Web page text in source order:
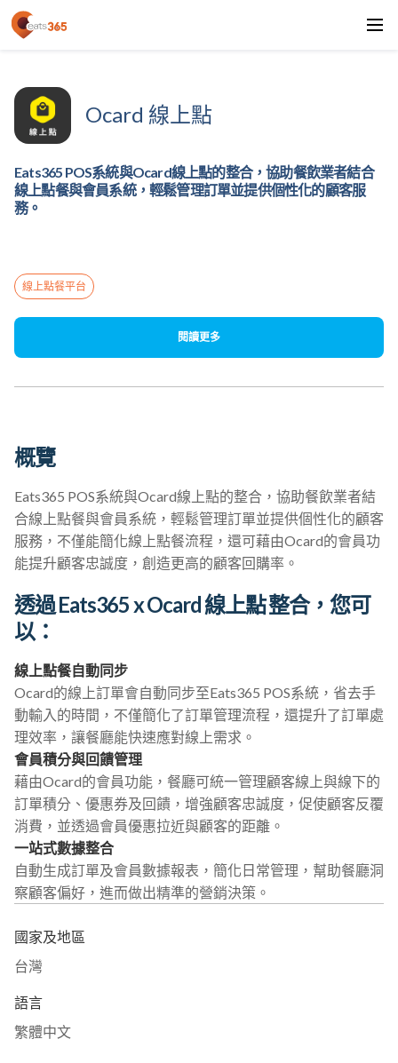
Ocard 線上點
Eats365 POS系統與Ocard線上點的整合，協助餐飲業者結合
線上點餐與會員系統，輕鬆管理訂單並提供個性化的顧客服
務。
線上點餐平台
閱讀更多
國家及地區
台灣
語言
繁體中文
概覽
Eats365 POS系統與Ocard線上點的整合，協助餐飲業者結
合線上點餐與會員系統，輕鬆管理訂單並提供個性化的顧客
服務，不僅能簡化線上點餐流程，還可藉由Ocard的會員功
能提升顧客忠誠度，創造更高的顧客回購率。
透過 Eats365 x Ocard 線上點 整合，您可
以：
線上點餐自動同步
Ocard的線上訂單會自動同步至Eats365 POS系統，省去手
動輸入的時間，不僅簡化了訂單管理流程，還提升了訂單處
理效率，讓餐廳能快速應對線上需求。
會員積分與回饋管理
藉由Ocard的會員功能，餐廳可統一管理顧客線上與線下的
訂單積分、優惠券及回饋，增強顧客忠誠度，促使顧客反覆
消費，並透過會員優惠拉近與顧客的距離。
一站式數據整合
自動生成訂單及會員數據報表，簡化日常管理，幫助餐廳洞
察顧客偏好，進而做出精準的營銷決策。